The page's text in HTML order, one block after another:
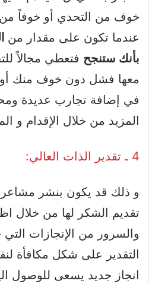
خوف من التحدي أو خوفاً من
عندما تكون على مقدار من
بأنك ستنجح فتعطي مجالاً
معها فشل دون خوف منك أو
في إضافة تجارب عديدة
المزيد من خلال الإقدام و
4 ـ تقدير الذات العالي:
و ذلك قد يكون بنشر مشاعر
تقديم الشكر لها من خلال
والسرور من الإنجازات التي
التقدير على شكل مكافأة
انجاز جديد يسعى للوصول